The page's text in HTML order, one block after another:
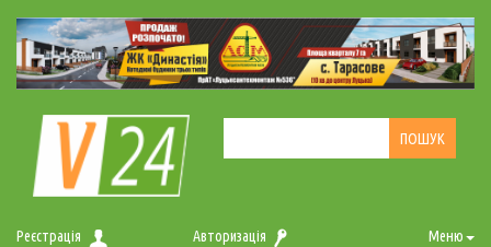
Реєстрація Авторизація Меню